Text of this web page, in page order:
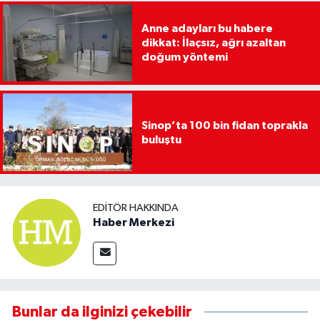
Anne adayları bu habere
dikkat: İlaçsız, ağrı azaltan
doğum yöntemi
Sinop’ta 100 bin fidan toprakla
buluştu
EDITÖR HAKKINDA
Haber Merkezi
Bunlar da ilginizi çekebilir